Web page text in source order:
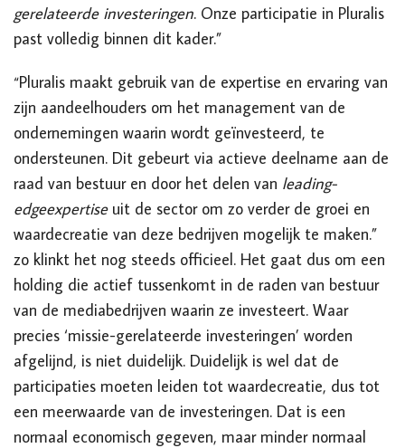
gerelateerde investeringen. Onze participatie in Pluralis
past volledig binnen dit kader.”
“Pluralis maakt gebruik van de expertise en ervaring van
zijn aandeelhouders om het management van de
ondernemingen waarin wordt geïnvesteerd, te
ondersteunen. Dit gebeurt via actieve deelname aan de
raad van bestuur en door het delen van leading-
edgeexpertiseuit de sector om zo verder de groei en
waardecreatie van deze bedrijven mogelijk te maken.”
zo klinkt het nog steeds officieel. Het gaat dus om een
holding die actief tussenkomt in de raden van bestuur
van de mediabedrijven waarin ze investeert. Waar
precies ‘missie-gerelateerde investeringen’ worden
afgelijnd, is niet duidelijk. Duidelijk is wel dat de
participaties moeten leiden tot waardecreatie, dus tot
een meerwaarde van de investeringen. Dat is een
normaal economisch gegeven, maar minder normaal